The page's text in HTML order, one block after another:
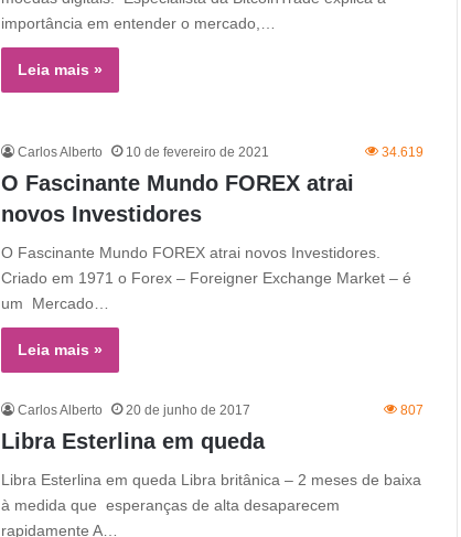
importância em entender o mercado,…
Leia mais »
Carlos Alberto 10 de fevereiro de 2021 34.619
O Fascinante Mundo FOREX atrai
novos Investidores
O Fascinante Mundo FOREX atrai novos Investidores.
Criado em 1971 o Forex – Foreigner Exchange Market – é
um Mercado…
Leia mais »
Carlos Alberto 20 de junho de 2017 807
Libra Esterlina em queda
Libra Esterlina em queda Libra britânica – 2 meses de baixa
à medida que esperanças de alta desaparecem
rapidamente A…